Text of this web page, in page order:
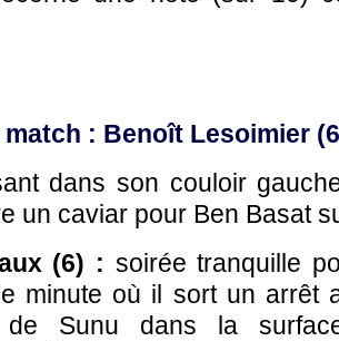
: Benoît Lesoimier
dans son couloir
un caviar pour Ben Basat
(6) : soirée tranquille
minute où il sort un arrêt
Sunu dans la